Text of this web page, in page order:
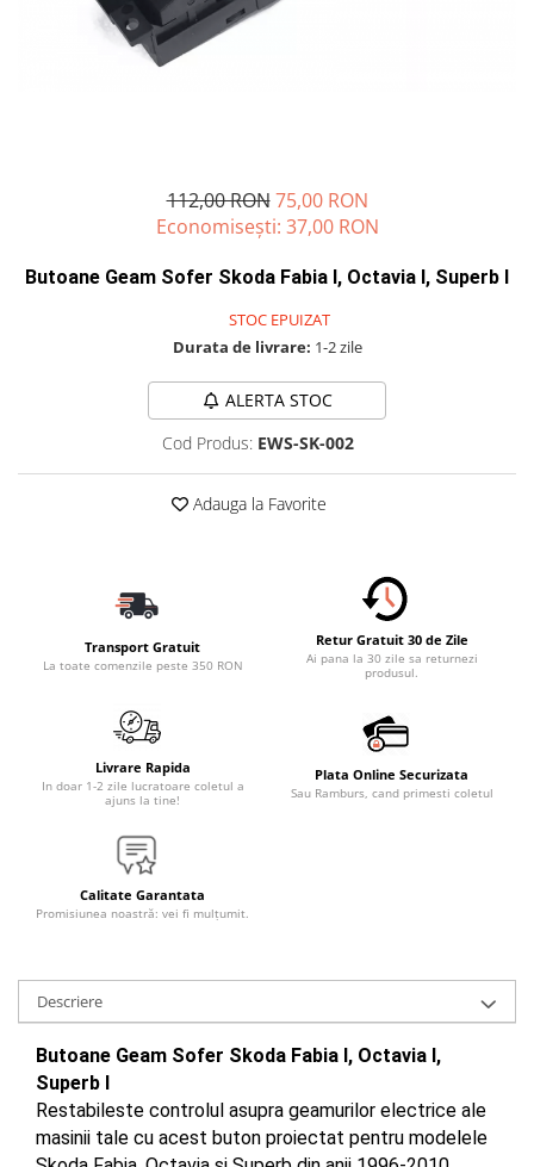
Accesorii Electronice Auto
Organizatoare Auto112,00 RON 75,00 RON
Economisești: 37,00 RON
Butoane Geam Sofer Skoda Fabia I, Octavia I, Superb I
STOC EPUIZAT
Durata de livrare: 1-2 zile
ALERTA STOC
Cod Produs: EWS-SK-002
Adauga la Favorite
Transport Gratuit
La toate comenzile peste 350 RON
Retur Gratuit 30 de Zile
Ai pana la 30 zile sa returnezi
produsul.
Livrare Rapida
In doar 1-2 zile lucratoare coletul a
ajuns la tine!
Plata Online Securizata
Sau Ramburs, cand primesti coletul
Calitate Garantata
Promisiunea noastră: vei fi mulțumit.
Descriere
Butoane Geam Sofer Skoda Fabia I, Octavia I,
Superb I
Restabileste controlul asupra geamurilor electrice ale
masinii tale cu acest buton proiectat pentru modelele